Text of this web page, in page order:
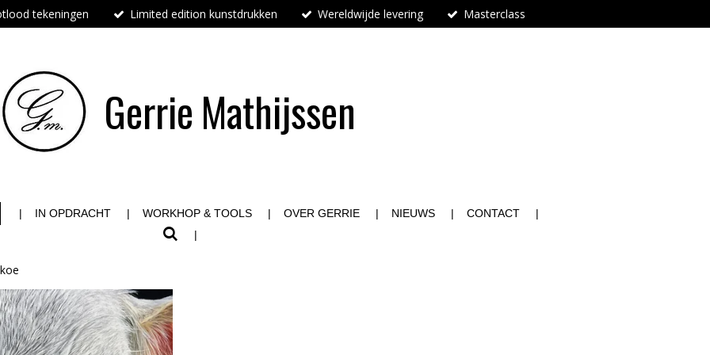
tekeningen Limited edition kunstdrukken Wereldwijde levering Masterclass
Gerrie Mathijssen
IN OPDRACHT WORKHOP & TOOLS OVER GERRIE NIEUWS CONTACT